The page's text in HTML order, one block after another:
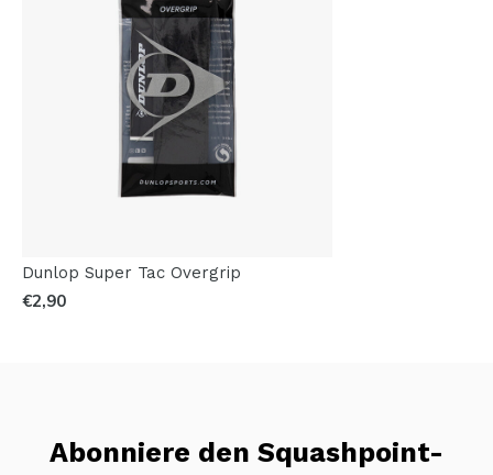
Dunlop Super Tac Overgrip
€2,90
Abonniere den Squashpoint-